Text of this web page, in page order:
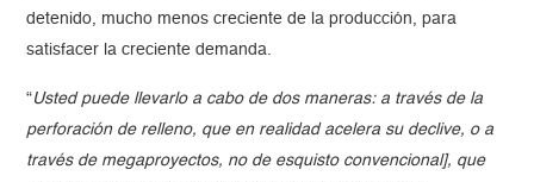
detenido, mucho menos creciente de la producción, para
satisfacer la creciente demanda.
“Usted puede llevarlo a cabo de dos maneras: a través de la
perforación de relleno, que en realidad acelera su declive, o a
través de megaproyectos, no de esquisto convencional], que